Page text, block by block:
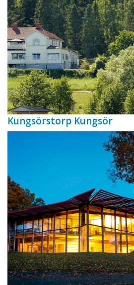
Kungsörstorp Kungsör